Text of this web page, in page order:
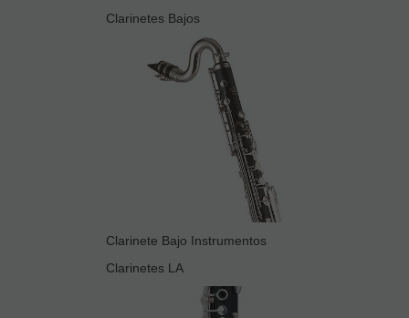
Clarinetes Bajos
Clarinete Bajo Instrumentos
Clarinetes LA